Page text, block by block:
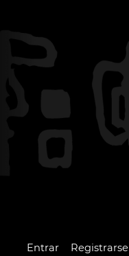
Entrar Registrarse